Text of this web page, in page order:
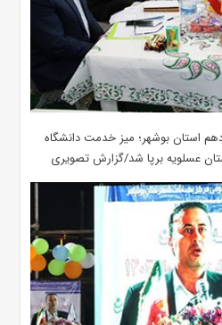
استان بوشهر؛ میز خدمت دانشگاه
عسلویه برپا شد/گزارش تصویری